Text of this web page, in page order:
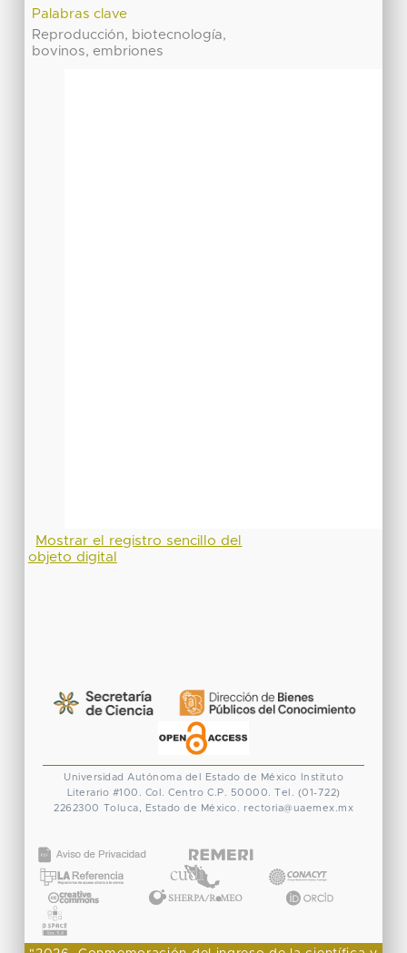
Palabras clave
Reproducción, biotecnología,
bovinos, embriones
Mostrar el registro sencillo del
objeto digital
Universidad Autónoma del Estado de México
Instituto
Literario #100. Col. Centro C.P. 50000. Tel. (01-722)
2262300
Toluca, Estado de México. rectoria@uaemex.mx